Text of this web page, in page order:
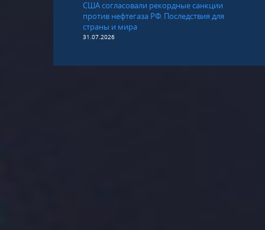
США согласовали рекордные санкции
против нефтегаза РФ. Последствия для
страны и мира
31.07.2026